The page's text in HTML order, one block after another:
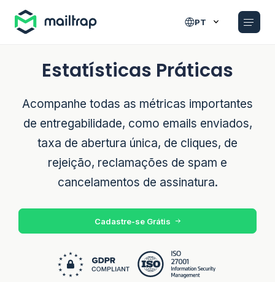
PT
Estatísticas Práticas
Acompanhe todas as métricas importantes
de entregabilidade, como emails enviados,
taxa de abertura única, de cliques, de
rejeição, reclamações de spam e
cancelamentos de assinatura.
Cadastre-se Grátis